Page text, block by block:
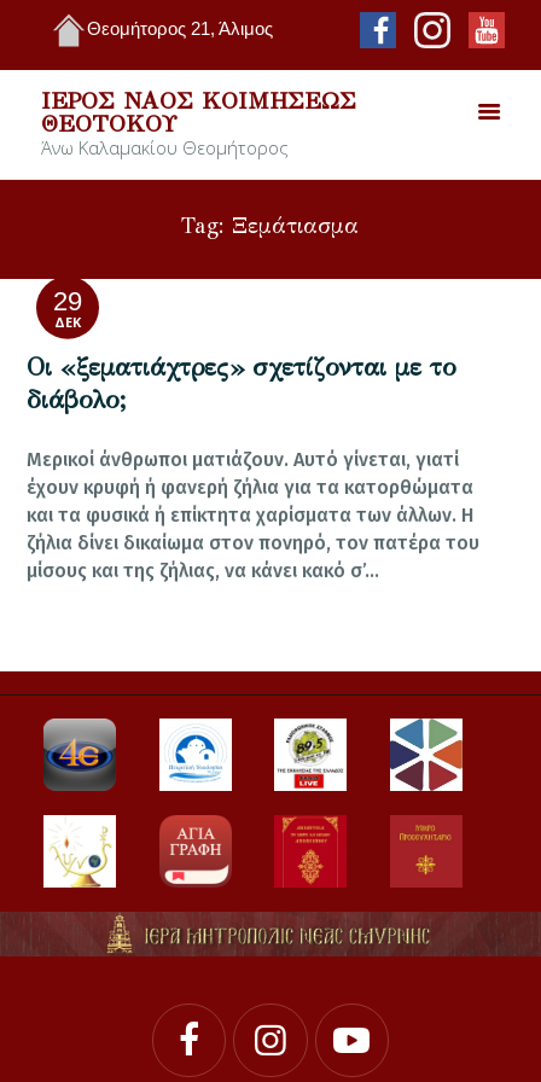
Θεομήτορος 21, Άλιμος
ΙΕΡΌΣ ΝΑΌΣ ΚΟΙΜΉΣΕΩΣ
ΘΕΟΤΌΚΟΥ
Άνω Καλαμακίου Θεομήτορος
Tag: Ξεμάτιασμα
29
ΔΕΚ
Οι «ξεματιάχτρες» σχετίζονται με το
διάβολο;
Μερικοί άνθρωποι ματιάζουν. Αυτό γίνεται, γιατί
έχουν κρυφή ή φανερή ζήλια για τα κατορθώματα
και τα φυσικά ή επίκτητα χαρίσματα των άλλων. Η
ζήλια δίνει δικαίωμα στον πονηρό, τον πατέρα του
μίσους και της ζήλιας, να κάνει κακό σ’…